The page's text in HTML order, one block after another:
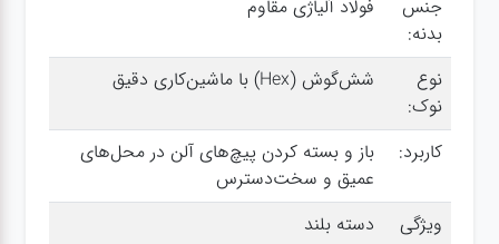
پمپ
تجهیزات
کمپ
گجت
جنس
بدنه:
فولاد آلیاژی مقاوم
نوع
نوک:
شش‌گوش (Hex) با ماشین‌کاری دقیق
کاربرد:
باز و بسته کردن پیچ‌های آلن در محل‌های
عمیق و سخت‌دسترس
ویژگی
دسته بلند